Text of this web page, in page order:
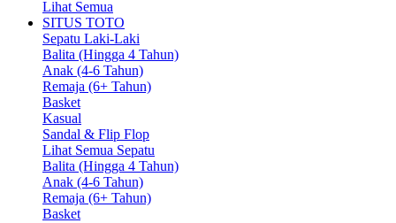
Lihat Semua
SITUS TOTO
Sepatu Laki-Laki
Balita (Hingga 4 Tahun)
Anak (4-6 Tahun)
Remaja (6+ Tahun)
Basket
Kasual
Sandal & Flip Flop
Lihat Semua Sepatu
Balita (Hingga 4 Tahun)
Anak (4-6 Tahun)
Remaja (6+ Tahun)
Basket